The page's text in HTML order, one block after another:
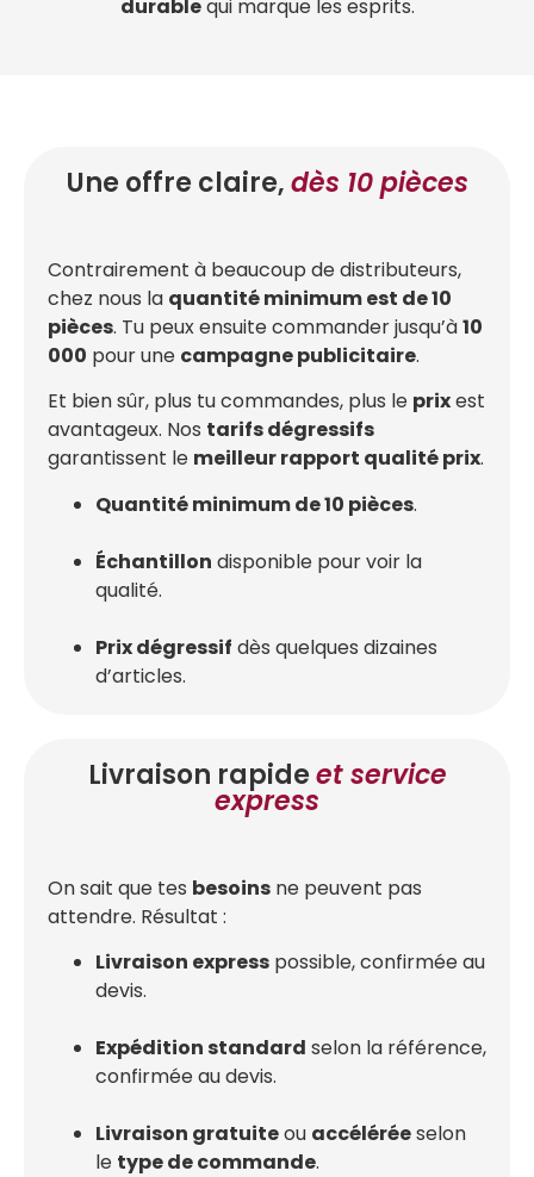
durablequi marque les esprits.
Une offre claire,dès 10 pièces
Contrairement à beaucoup de distributeurs,
chez nous la quantité minimum est de 10
pièces. Tu peux ensuite commander jusqu’à10
000 pour une campagne publicitaire.
Et bien sûr, plus tu commandes, plus le prixest
avantageux. Nos tarifs dégressifs
garantissent le meilleur rapport qualité prix.
Quantité minimum de 10 pièces.
Échantillon disponible pour voir la
qualité.
Prix dégressif dès quelques dizaines
d’articles.
Livraison rapideet service
express
On sait que tes besoins ne peuvent pas
attendre. Résultat :
Livraison express possible, confirmée au
devis.
Expédition standard selon la référence,
confirmée au devis.
Livraison gratuiteou accéléréeselon
le type de commande.